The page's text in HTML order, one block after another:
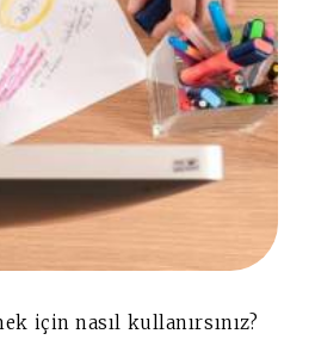
için nasıl kullanırsınız?